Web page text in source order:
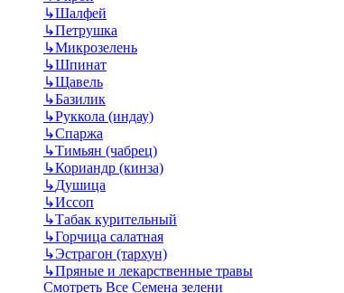
↳Шалфей
↳Петрушка
↳Микрозелень
↳Шпинат
↳Щавель
↳Базилик
↳Руккола (индау)
↳Спаржа
↳Тимьян (чабрец)
↳Кориандр (кинза)
↳Душица
↳Иссоп
↳Табак курительный
↳Горчица салатная
↳Эстрагон (тархун)
↳Пряные и лекарственные травы
Смотреть Все Семена зелени